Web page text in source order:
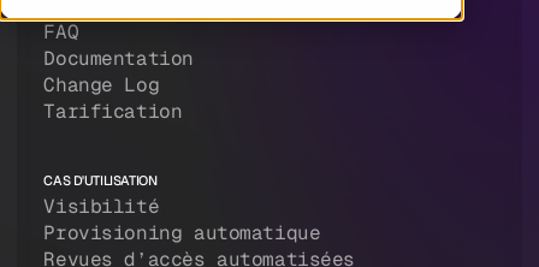
FAQ
Documentation
Change Log
Tarification
CAS D'UTILISATION
Visibilité
Provisioning automatique
Revues d’accès automatisées